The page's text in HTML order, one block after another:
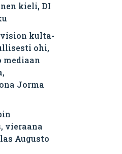
kieli, DI
kulta-
ohi,
Jorma
vieraana
Augusto